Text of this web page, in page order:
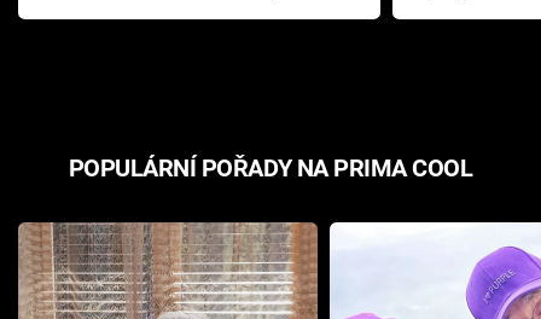
Pottera přišla s ráznou
přichází s
POPULÁRNÍ POŘADY NA PRIMA COOL